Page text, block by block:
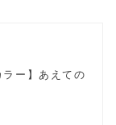
ラー】あえての